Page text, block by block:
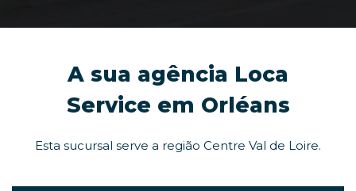
A sua agência Loca
Service em Orléans
Esta sucursal serve a região Centre Val de Loire.